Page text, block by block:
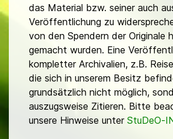
das Material bzw. seiner auch
Veröffentlichung zu
von den Spendern der Originale
gemacht wurden. Eine
kompletter Archivalien, z.B.
die sich in unserem Besitz
grundsätzlich nicht möglich,
auszugsweise Zitieren. Bitte
unsere Hinweise unter StuDeO-